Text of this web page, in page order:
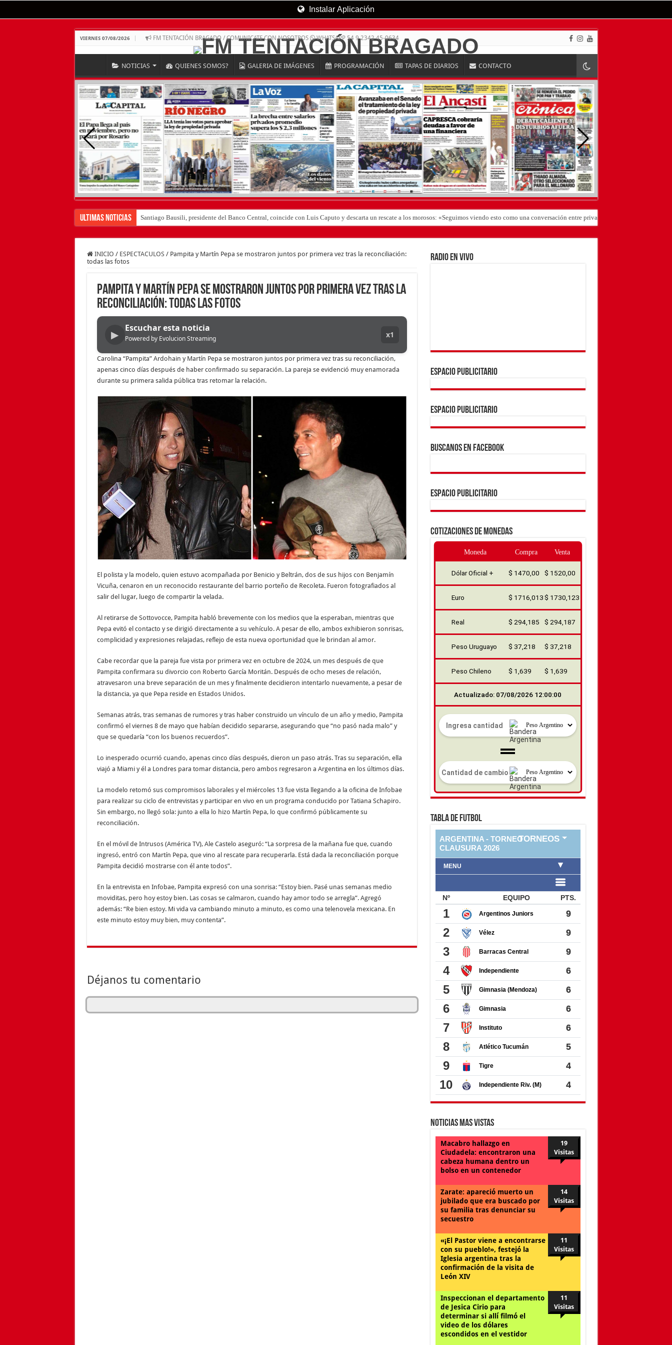
Instalar Aplicación
VIERNES 07/08/2026 FM TENTACIÓN BRAGADO / COMUNICATE CON NOSOTROS WHATSAPP 54 9 2342 45-0634
NOTICIAS QUIENES SOMOS? GALERIA DE IMÁGENES PROGRAMACIÓN TAPAS DE DIARIOS CONTACTO
Ultimas Noticias Santiago Bausili, presidente del Banco Central, coincide con Luis Caputo y descarta un rescate a los morosos: «Seguimos viendo esto como una conversación entre privados»
INICIO / ESPECTACULOS / Pampita y Martín Pepa se mostraron juntos por primera vez tras la reconciliación:
todas las fotos
Pampita y Martín Pepa se mostraron juntos por primera vez tras la
reconciliación: todas las fotos
▶
Escuchar esta noticia
Powered by Evolucion Streaming x1
Carolina “Pampita” Ardohain y Martín Pepa se mostraron juntos por primera vez tras su reconciliación,
apenas cinco días después de haber confirmado su separación. La pareja se evidenció muy enamorada
durante su primera salida pública tras retomar la relación.
El polista y la modelo, quien estuvo acompañada por Benicio y Beltrán, dos de sus hijos con Benjamín
Vicuña, cenaron en un reconocido restaurante del barrio porteño de Recoleta. Fueron fotografiados al
salir del lugar, luego de compartir la velada.
Al retirarse de Sottovocce, Pampita habló brevemente con los medios que la esperaban, mientras que
Pepa evitó el contacto y se dirigió directamente a su vehículo. A pesar de ello, ambos exhibieron sonrisas,
complicidad y expresiones relajadas, reflejo de esta nueva oportunidad que le brindan al amor.
Cabe recordar que la pareja fue vista por primera vez en octubre de 2024, un mes después de que
Pampita confirmara su divorcio con Roberto García Moritán. Después de ocho meses de relación,
atravesaron una breve separación de un mes y finalmente decidieron intentarlo nuevamente, a pesar de
la distancia, ya que Pepa reside en Estados Unidos.
Semanas atrás, tras semanas de rumores y tras haber construido un vínculo de un año y medio, Pampita
confirmó el viernes 8 de mayo que habían decidido separarse, asegurando que “no pasó nada malo” y
que se quedaría “con los buenos recuerdos”.
Lo inesperado ocurrió cuando, apenas cinco días después, dieron un paso atrás. Tras su separación, ella
viajó a Miami y él a Londres para tomar distancia, pero ambos regresaron a Argentina en los últimos días.
La modelo retomó sus compromisos laborales y el miércoles 13 fue vista llegando a la oficina de Infobae
para realizar su ciclo de entrevistas y participar en vivo en un programa conducido por Tatiana Schapiro.
Sin embargo, no llegó sola: junto a ella lo hizo Martín Pepa, lo que confirmó públicamente su
reconciliación.
En el móvil de Intrusos (América TV), Ale Castelo aseguró: “La sorpresa de la mañana fue que, cuando
ingresó, entró con Martín Pepa, que vino al rescate para recuperarla. Está dada la reconciliación porque
Pampita decidió mostrarse con él ante todos”.
En la entrevista en Infobae, Pampita expresó con una sonrisa: “Estoy bien. Pasé unas semanas medio
moviditas, pero hoy estoy bien. Las cosas se calmaron, cuando hay amor todo se arregla”. Agregó
además: “Re bien estoy. Mi vida va cambiando minuto a minuto, es como una telenovela mexicana. En
este minuto estoy muy bien, muy contenta”.
Déjanos tu comentario
RADIO EN VIVO
ESPACIO PUBLICITARIO
ESPACIO PUBLICITARIO
BUSCANOS EN FACEBOOK
ESPACIO PUBLICITARIO
COTIZACIONES DE MONEDAS
Moneda Compra Venta
Dólar Oficial + $ 1470,00 $ 1520,00
Euro $ 1716,013$ 1730,123
Real $ 294,185 $ 294,187
Peso Uruguayo $ 37,218 $ 37,218
Peso Chileno $ 1,639 $ 1,639
Actualizado: 07/08/2026 12:00:00
TABLA DE FUTBOL
Noticias Mas Vistas
Macabro hallazgo en
Ciudadela: encontraron una
cabeza humana dentro un
bolso en un contenedor
19
Visitas
Zarate: apareció muerto un
jubilado que era buscado por
su familia tras denunciar su
secuestro
14
Visitas
«¡El Pastor viene a encontrarse
con su pueblo!», festejó la
Iglesia argentina tras la
confirmación de la visita de
León XIV
11
Visitas
Inspeccionan el departamento
de Jesica Cirio para
determinar si allí filmó el
video de los dólares
escondidos en el vestidor
11
Visitas